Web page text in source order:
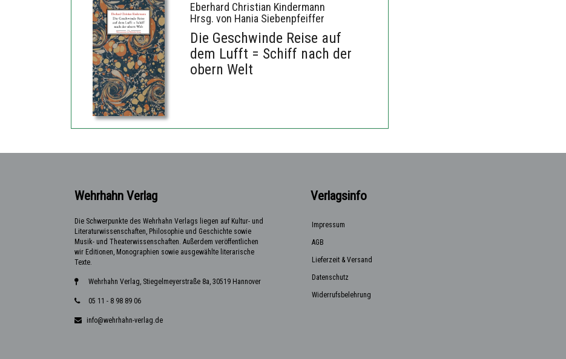
Eberhard Christian Kindermann
Hrsg. von Hania Siebenpfeiffer
Die Geschwinde Reise auf
dem Lufft = Schiff nach der
obern Welt
Wehrhahn Verlag
Die Schwerpunkte des Wehrhahn Verlags liegen auf Kultur- und
Literaturwissenschaften, Philosophie und Geschichte sowie
Musik- und Theaterwissenschaften. Außerdem veröffentlichen
wir Editionen, Monographien sowie ausgewählte literarische
Texte.
Wehrhahn Verlag, Stiegelmeyerstraße 8a, 30519 Hannover
05 11 - 8 98 89 06
info@wehrhahn-verlag.de
Verlagsinfo
Impressum
AGB
Lieferzeit & Versand
Datenschutz
Widerrufsbelehrung